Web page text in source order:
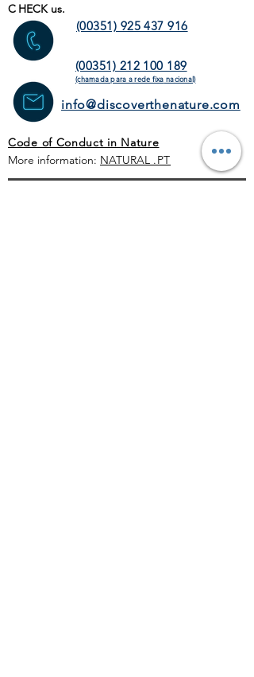
C HECK us.
(00351) 925 437 916
(00351) 212 100 189
(chamada para a rede fixa nacional)
info@discoverthenature.com
Code of Conduct in Nature
More information: NATURAL .PT